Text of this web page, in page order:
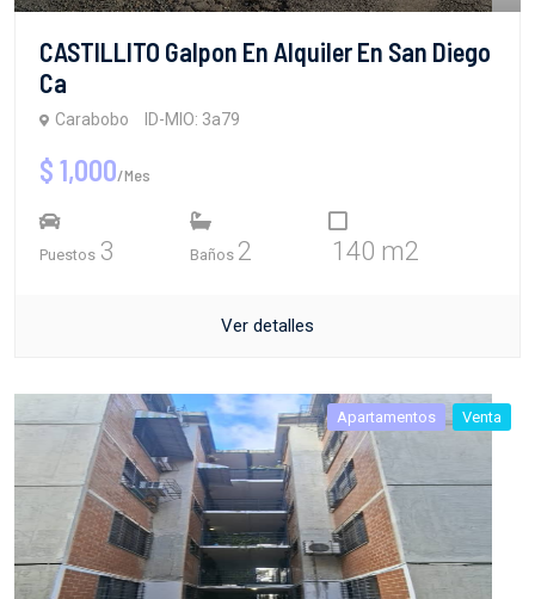
CASTILLITO Galpon En Alquiler En San Diego
Ca
Carabobo ID-MIO: 3a79
$ 1,000/Mes
Puestos 3 Baños 2 140 m2
Ver detalles
Apartamentos Venta